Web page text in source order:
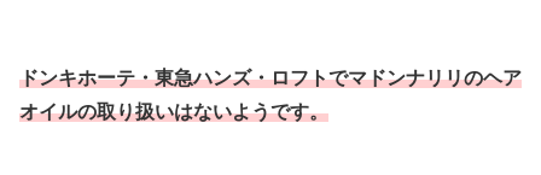
ドンキホーテ・東急ハンズ・ロフトでマドンナリリのヘア
オイルの取り扱いはないようです。